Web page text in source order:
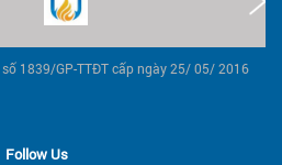
số 1839/GP-TTĐT cấp ngày 25/ 05/ 2016
Follow Us